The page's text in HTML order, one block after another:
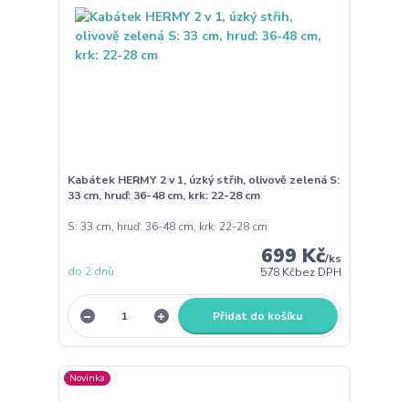
Kabátek HERMY 2 v 1, úzký střih, olivově zelená S:
33 cm, hruď: 36-48 cm, krk: 22-28 cm
S: 33 cm, hruď: 36-48 cm, krk: 22-28 cm
699 Kč/ks
578 Kčbez DPH
do 2 dnů
Přidat do košíku
Novinka